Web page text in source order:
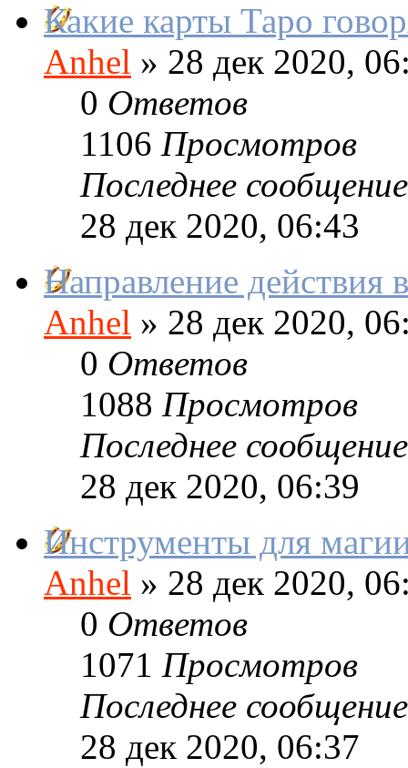
Какие карты Таро
Anhel » 28 дек 2020,
0 Ответов
1106 Просмотров
Последнее сообщение
28 дек 2020, 06:43
Направление действия
Anhel » 28 дек 2020,
0 Ответов
1088 Просмотров
Последнее сообщение
28 дек 2020, 06:39
Инструменты для
Anhel » 28 дек 2020,
0 Ответов
1071 Просмотров
Последнее сообщение
28 дек 2020, 06:37